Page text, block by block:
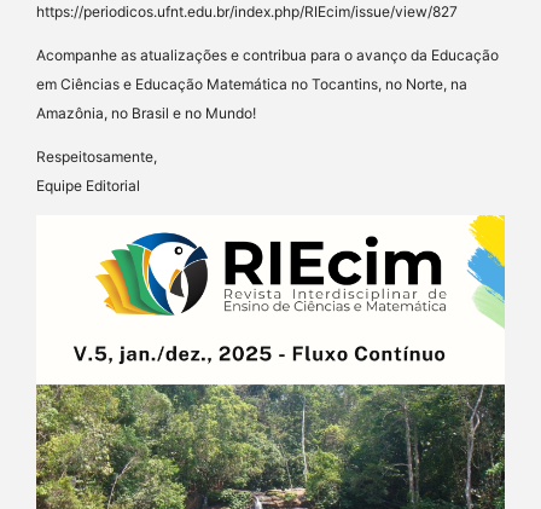
https://periodicos.ufnt.edu.br/index.php/RIEcim/issue/view/827
Acompanhe as atualizações e contribua para o avanço da Educação
em Ciências e Educação Matemática no Tocantins, no Norte, na
Amazônia, no Brasil e no Mundo!
Respeitosamente,
Equipe Editorial